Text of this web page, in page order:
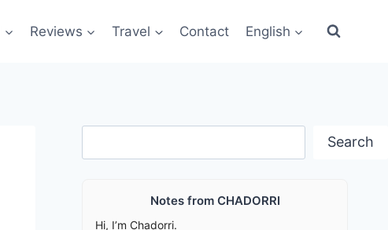
Reviews Travel Contact English
Search
Notes from CHADORRI
Hi, I’m Chadorri.